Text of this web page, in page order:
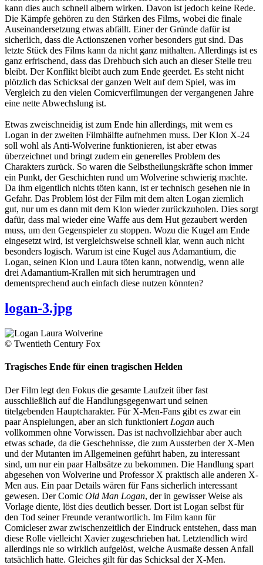
kann dies auch schnell albern wirken. Davon ist jedoch keine Rede.
Die Kämpfe gehören zu den Stärken des Films, wobei die finale
Auseinandersetzung etwas abfällt. Einer der Gründe dafür ist
sicherlich, dass die Actionszenen vorher besonders gut sind. Das
letzte Stück des Films kann da nicht ganz mithalten. Allerdings ist es
ganz erfrischend, dass das Drehbuch sich auch an dieser Stelle treu
bleibt. Der Konflikt bleibt auch zum Ende geerdet. Es steht nicht
plötzlich das Schicksal der ganzen Welt auf dem Spiel, was im
Vergleich zu den vielen Comicverfilmungen der vergangenen Jahre
eine nette Abwechslung ist.
Etwas zweischneidig ist zum Ende hin allerdings, mit wem es
Logan in der zweiten Filmhälfte aufnehmen muss. Der Klon X-24
soll wohl als Anti-Wolverine funktionieren, ist aber etwas
überzeichnet und bringt zudem ein generelles Problem des
Charakters zurück. So waren die Selbstheilungskräfte schon immer
ein Punkt, der Geschichten rund um Wolverine schwierig machte.
Da ihm eigentlich nichts töten kann, ist er technisch gesehen nie in
Gefahr. Das Problem löst der Film mit dem alten Logan ziemlich
gut, nur um es dann mit dem Klon wieder zurückzuholen. Dies sorgt
dafür, dass mal wieder eine Waffe aus dem Hut gezaubert werden
muss, um den Gegenspieler zu stoppen. Wozu die Kugel am Ende
eingesetzt wird, ist vergleichsweise schnell klar, wenn auch nicht
besonders logisch. Warum ist eine Kugel aus Adamantium, die
Logan, seinen Klon und Laura töten kann, notwendig, wenn alle
drei Adamantium-Krallen mit sich herumtragen und
dementsprechend auch einfach diese nutzen könnten?
logan-3.jpg
© Twentieth Century Fox
Tragisches Ende für einen tragischen Helden
Der Film legt den Fokus die gesamte Laufzeit über fast
ausschließlich auf die Handlungsgegenwart und seinen
titelgebenden Hauptcharakter. Für X-Men-Fans gibt es zwar ein
paar Anspielungen, aber an sich funktioniert Logan auch
vollkommen ohne Vorwissen. Das ist nachvollziehbar aber auch
etwas schade, da die Geschehnisse, die zum Aussterben der X-Men
und der Mutanten im Allgemeinen geführt haben, zu interessant
sind, um nur ein paar Halbsätze zu bekommen. Die Handlung spart
abgesehen von Wolverine und Professor X praktisch alle anderen X-
Men aus. Ein paar Details wären für Fans sicherlich interessant
gewesen. Der Comic Old Man Logan, der in gewisser Weise als
Vorlage diente, löst dies deutlich besser. Dort ist Logan selbst für
den Tod seiner Freunde verantwortlich. Im Film kann für
Comicleser zwar zwischenzeitlich der Eindruck entstehen, dass man
diese Rolle vielleicht Xavier zugeschrieben hat. Letztendlich wird
allerdings nie so wirklich aufgelöst, welche Ausmaße dessen Anfall
tatsächlich hatte. Gleiches gilt für das Schicksal der X-Men.